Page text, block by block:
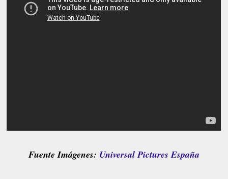
Fuente Imágenes: Universal Pictures España